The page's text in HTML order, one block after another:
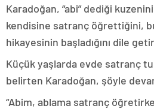
Karadoğan, “abi” dediği
kendisine satranç öğrettiğini,
hikayesinin başladığını dile
Küçük yaşlarda evde satranç
belirten Karadoğan, şöyle
“Abim, ablama satranç